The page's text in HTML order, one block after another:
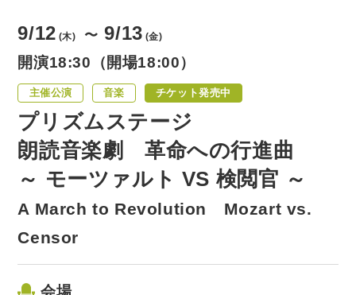
9/12 (木) 〜 9/13 (金)
開演18:30（開場18:00）
主催公演 音楽 チケット発売中
プリズムステージ
朗読音楽劇 革命への行進曲
～ モーツァルト VS 検閲官 ～
A March to Revolution Mozart vs.
Censor
会場